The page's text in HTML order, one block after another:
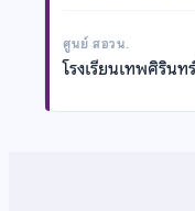
ศูนย์ สอวน.
โรงเรียนเทพศิรินทร์